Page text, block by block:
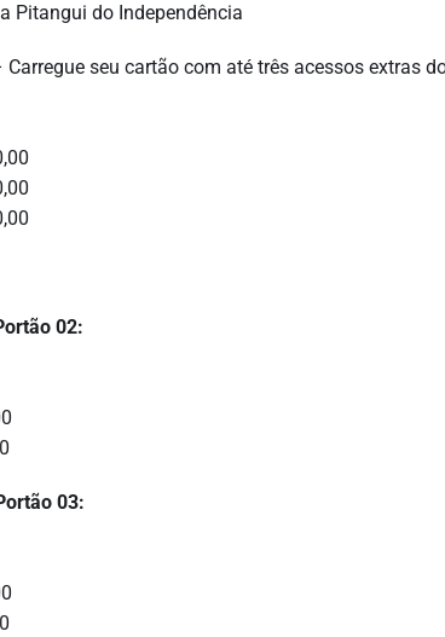
Pitangui do Independência
Carregue seu cartão com até três acessos extras
02:
03: